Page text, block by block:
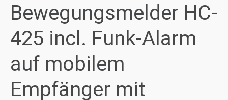
Bewegungsmelder HC-
425 incl. Funk-Alarm
auf mobilem
Empfänger mit